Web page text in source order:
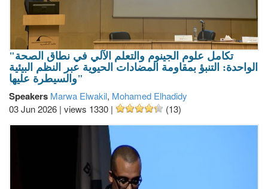
"تكامل علوم الجينوم والتعلم الآلي في نطاق الصحة
الواحدة: التنبؤ بمقاومة المضادات الحيوية عبر النظم البيئية
والسيطرة عليها"
Speakers Marwa Elwakil, Mohamed Elhadidy
03 Jun 2026 | views 1330 | (13)